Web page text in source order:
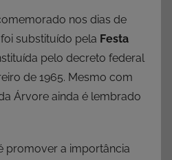
nos dias de
substituído pela Festa
pelo decreto federal
de 1965. Mesmo com
Árvore ainda é lembrado
promover a importância